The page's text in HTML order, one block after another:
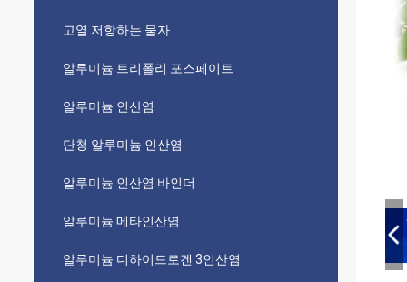
고열 저항하는 물자
알루미늄 트리폴리 포스페이트
알루미늄 인산염
단청 알루미늄 인산염
알루미늄 인산염 바인더
알루미늄 메타인산염
알루미늄 디하이드로겐 3인산염